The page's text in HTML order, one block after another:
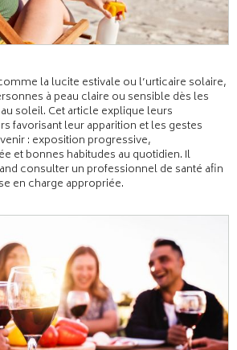
la lucite estivale ou l’urticaire solaire,
à peau claire ou sensible dès les
soleil. Cet article explique leurs
favorisant leur apparition et les gestes
: exposition progressive,
et bonnes habitudes au quotidien. Il
consulter un professionnel de santé afin
en charge appropriée.